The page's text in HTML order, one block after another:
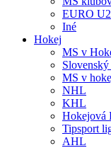
EURO
Iné
Hokej
MS v
MS v
NHL
KHL
Hokejová
Tipsport
AHL